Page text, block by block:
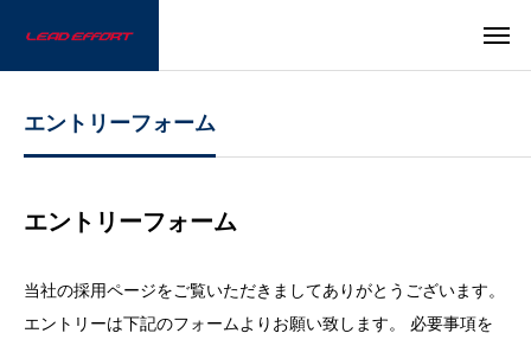
エントリーフォーム
エントリーフォーム
当社の採用ページをご覧いただきましてありがとうございます。
エントリーは下記のフォームよりお願い致します。 必要事項を